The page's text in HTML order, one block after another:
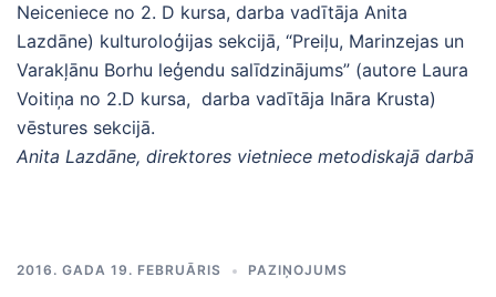
Neiceniece no 2. D kursa, darba vadītāja Anita
Lazdāne) kulturoloģijas sekcijā, “Preiļu, Marinzejas un
Varakļānu Borhu leģendu salīdzinājums” (autore Laura
Voitiņa no 2.D kursa, darba vadītāja Ināra Krusta)
vēstures sekcijā.
Anita Lazdāne, direktores vietniece metodiskajā darbā
2016. GADA 19. FEBRUĀRIS PAZIŅOJUMS